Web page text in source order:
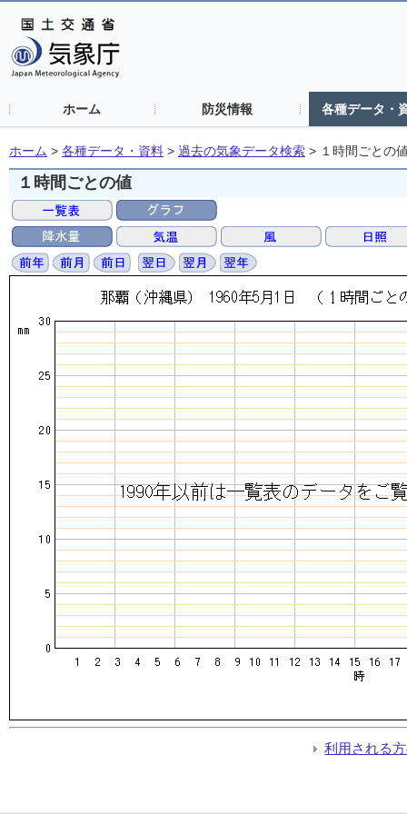
ホーム 防災情報 各種データ・
ホーム > 各種データ・資料 > 過去の気象データ検索 > １時間ごとの
１時間ごとの値
利用される